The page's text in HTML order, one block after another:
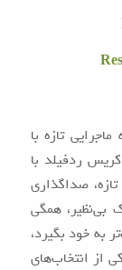
تازه با
ردفیلد با
صداگذاری
بی‌نظیر، همگی
به خود بگیرد،
از انتخاب‌های